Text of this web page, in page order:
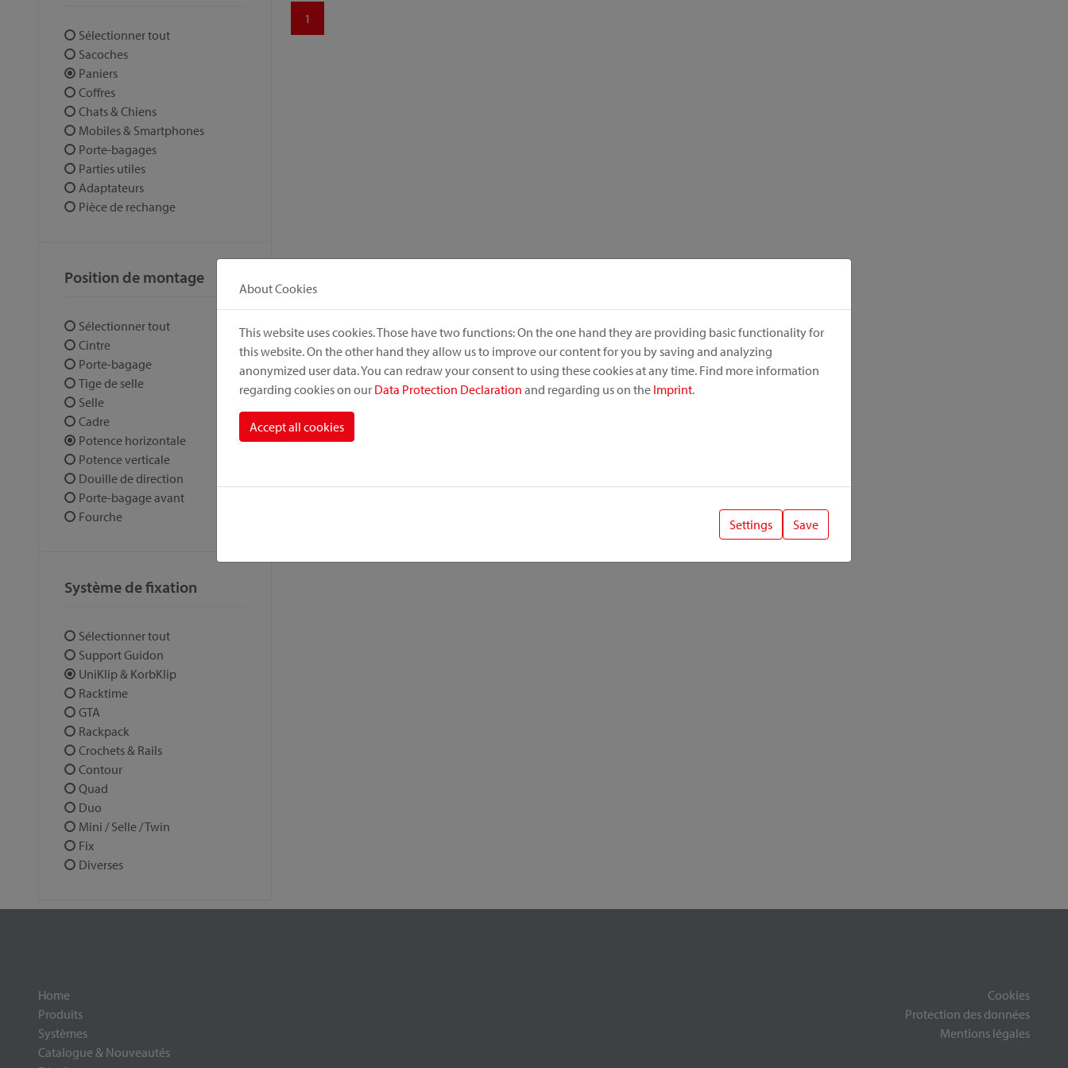
Sélectionner tout
Sacoches
Paniers
Coffres
Chats & Chiens
Mobiles & Smartphones
Porte-bagages
Parties utiles
Adaptateurs
Pièce de rechange
Position de montage
Sélectionner tout
Cintre
Porte-bagage
Tige de selle
Selle
Cadre
Potence horizontale
Potence verticale
Douille de direction
Porte-bagage avant
Fourche
Système de fixation
Sélectionner tout
Support Guidon
UniKlip & KorbKlip
Racktime
GTA
Rackpack
Crochets & Rails
Contour
Quad
Duo
Mini / Selle / Twin
Fix
Diverses
1
Home
Produits
Systèmes
Catalogue & Nouveautés
Cookies
Protection des données
Mentions légales
About Cookies
This website uses cookies. Those have two functions: On the one hand they are providing basic functionality for
this website. On the other hand they allow us to improve our content for you by saving and analyzing
anonymized user data. You can redraw your consent to using these cookies at any time. Find more information
regarding cookies on our Data Protection Declaration and regarding us on the Imprint.
Accept all cookies
Settings Save